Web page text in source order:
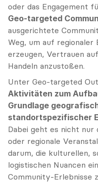
Geo-targeted
ausgerichtete
Weg, um auf regionaler
erzeugen, Vertrauen
Handeln anzustoßen.
Aktivitäten zum
Grundlage
standortspezifischer
Dabei geht es nicht nur
oder regionale
darum, die kulturellen,
logistischen Nuancen
Community-Erlebnisse